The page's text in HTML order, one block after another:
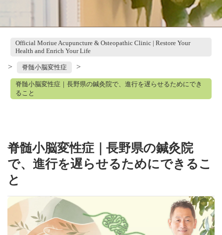
Official Moriue Acupuncture & Osteopathic Clinic | Restore Your
Health and Enrich Your Life
> 脊髄小脳変性症 >
脊髄小脳変性症｜長野県の鍼灸院で、進行を遅らせるためにでき
ること
脊髄小脳変性症｜長野県の鍼灸院
で、進行を遅らせるためにできるこ
と